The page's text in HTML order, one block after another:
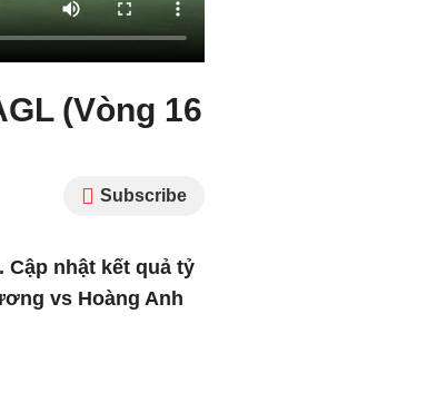
(Vòng 16
Subscribe
Cập nhật kết quả tỷ
vs Hoàng Anh